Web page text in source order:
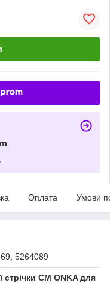
Оплата Умови
5264089
стрічки CM ONKA для